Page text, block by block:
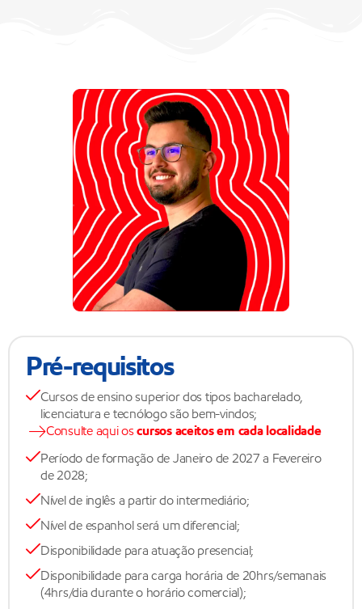
Pré-requisitos
Cursos de ensino superior dos tipos bacharelado,
licenciatura e tecnólogo são bem-vindos;
Consulte aqui oscursos aceitos em cada localidade
Período de formação de Janeiro de 2027 a Fevereiro
de 2028;
Nível de inglês a partir do intermediário;
Nível de espanhol será um diferencial;
Disponibilidade para atuação presencial;
Disponibilidade para carga horária de 20hrs/semanais
(4hrs/dia durante o horário comercial);